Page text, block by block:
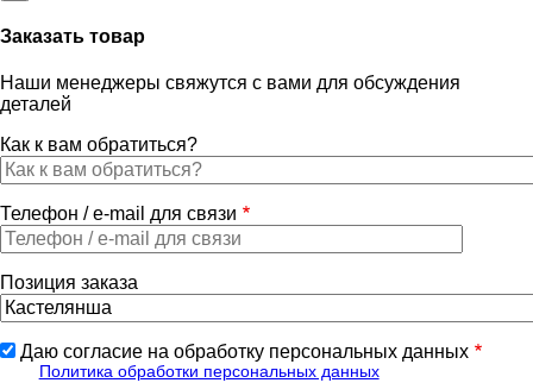
Заказать товар
Наши менеджеры свяжутся с вами для обсуждения
деталей
Как к вам обратиться?
Телефон / e-mail для связи
Позиция заказа
Даю согласие на обработку персональных данных
Политика обработки персональных данных